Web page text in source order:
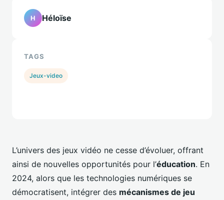
L’univers des jeux vidéo ne cesse d’évoluer, offrant
ainsi de nouvelles opportunités pour l’éducation. En
2024, alors que les technologies numériques se
démocratisent, intégrer des mécanismes de jeu
H Héloïse
TAGS
Jeux-video